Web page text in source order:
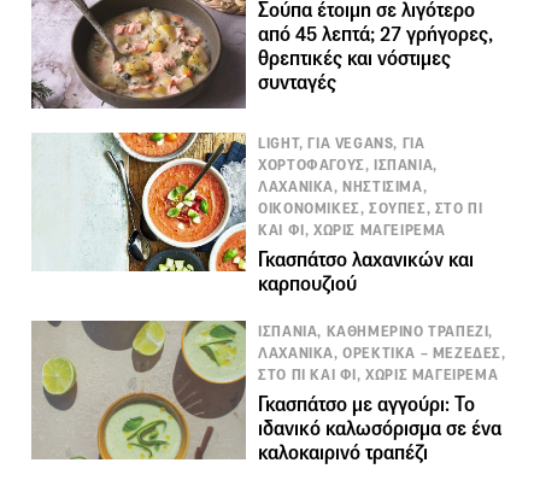
Σούπα έτοιμη σε λιγότερο
από 45 λεπτά; 27 γρήγορες,
θρεπτικές και νόστιμες
συνταγές
LIGHT, ΓΙΑ VEGANS, ΓΙΑ
ΧΟΡΤΟΦΑΓΟΥΣ, ΙΣΠΑΝΙΑ,
ΛΑΧΑΝΙΚΑ, ΝΗΣΤΙΣΙΜΑ,
ΟΙΚΟΝΟΜΙΚΕΣ, ΣΟΥΠΕΣ, ΣΤΟ ΠΙ
ΚΑΙ ΦΙ, ΧΩΡΙΣ ΜΑΓΕΙΡΕΜΑ
Γκασπάτσο λαχανικών και
καρπουζιού
ΙΣΠΑΝΙΑ, ΚΑΘΗΜΕΡΙΝΟ ΤΡΑΠΕΖΙ,
ΛΑΧΑΝΙΚΑ, ΟΡΕΚΤΙΚΑ – ΜΕΖΕΔΕΣ,
ΣΤΟ ΠΙ ΚΑΙ ΦΙ, ΧΩΡΙΣ ΜΑΓΕΙΡΕΜΑ
Γκασπάτσο με αγγούρι: Το
ιδανικό καλωσόρισμα σε ένα
καλοκαιρινό τραπέζι